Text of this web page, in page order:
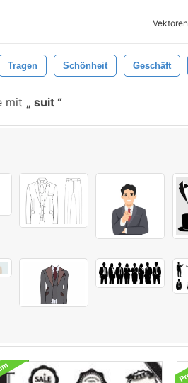
Vektoren
Tragen Schönheit Geschäft
mit suit